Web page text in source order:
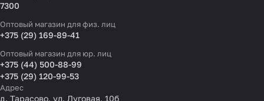
7300
Оптовый магазин для физ. лиц
+375 (29) 169-89-41
Оптовый магазин для юр. лиц
+375 (44) 500-88-99
+375 (29) 120-99-53
Адрес
д. Тарасово, ул. Луговая, 10б